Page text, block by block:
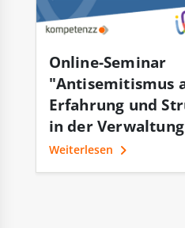
Online-Seminar
"Antisemitismus
Erfahrung und
in der
Weiterlesen